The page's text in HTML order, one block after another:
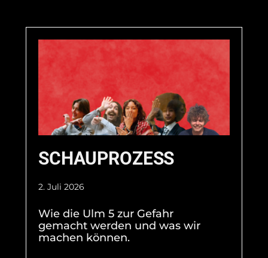
SCHAUPROZESS
2. Juli 2026
Wie die Ulm 5 zur Gefahr
gemacht werden und was wir
machen können.